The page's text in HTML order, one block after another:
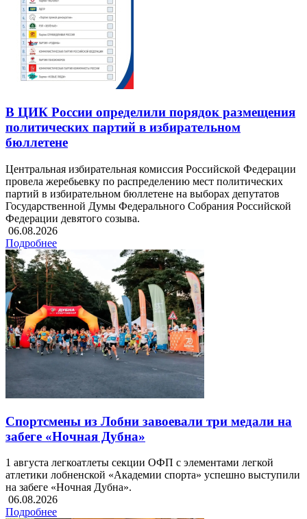
В ЦИК России определили порядок размещения
политических партий в избирательном
бюллетене
Центральная избирательная комиссия Российской Федерации
провела жеребьевку по распределению мест политических
партий в избирательном бюллетене на выборах депутатов
Государственной Думы Федерального Собрания Российской
Федерации девятого созыва.
06.08.2026
Подробнее
Спортсмены из Лобни завоевали три медали на
забеге «Ночная Дубна»
1 августа легкоатлеты секции ОФП с элементами легкой
атлетики лобненской «Академии спорта» успешно выступили
на забеге «Ночная Дубна».
06.08.2026
Подробнее